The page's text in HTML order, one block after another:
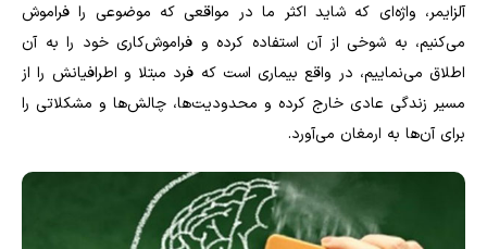
آلزایمر، واژه‌ای که شاید اکثر ما در مواقعی که موضوعی را فراموش
می‌کنیم، به شوخی از آن استفاده کرده و فراموش‌کاری خود را به آن
اطلاق می‌نماییم، در واقع بیماری است که فرد مبتلا و اطرافیانش را از
مسیر زندگی عادی خارج کرده و محدودیت‌ها، چالش‌ها و مشکلاتی را
برای آن‌ها به ارمغان می‌آورد.